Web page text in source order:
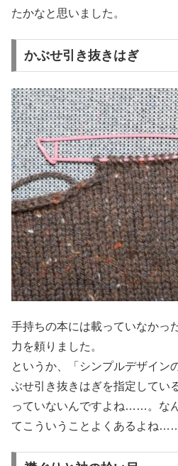
たかなと思いました。
かぶせ引き抜きはぎ
手持ちの本には載っていなかっ
力を頼りました。
というか、「シンプルデザイン
ぶせ引き抜きはぎを指定してい
っていないんですよね……。な
てこういうことよくあるよね……